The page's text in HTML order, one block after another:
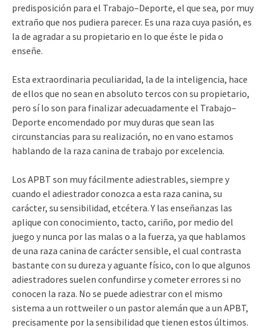
predisposición para el Trabajo–Deporte, el que sea, por muy
extraño que nos pudiera parecer. Es una raza cuya pasión, es
la de agradar a su propietario en lo que éste le pida o
enseñe.
Esta extraordinaria peculiaridad, la de la inteligencia, hace
de ellos que no sean en absoluto tercos con su propietario,
pero sí lo son para finalizar adecuadamente el Trabajo–
Deporte encomendado por muy duras que sean las
circunstancias para su realización, no en vano estamos
hablando de la raza canina de trabajo por excelencia.
Los APBT son muy fácilmente adiestrables, siempre y
cuando el adiestrador conozca a esta raza canina, su
carácter, su sensibilidad, etcétera. Y las enseñanzas las
aplique con conocimiento, tacto, cariño, por medio del
juego y nunca por las malas o a la fuerza, ya que hablamos
de una raza canina de carácter sensible, el cual contrasta
bastante con su dureza y aguante físico, con lo que algunos
adiestradores suelen confundirse y cometer errores si no
conocen la raza. No se puede adiestrar con el mismo
sistema a un rottweiler o un pastor alemán que a un APBT,
precisamente por la sensibilidad que tienen estos últimos.